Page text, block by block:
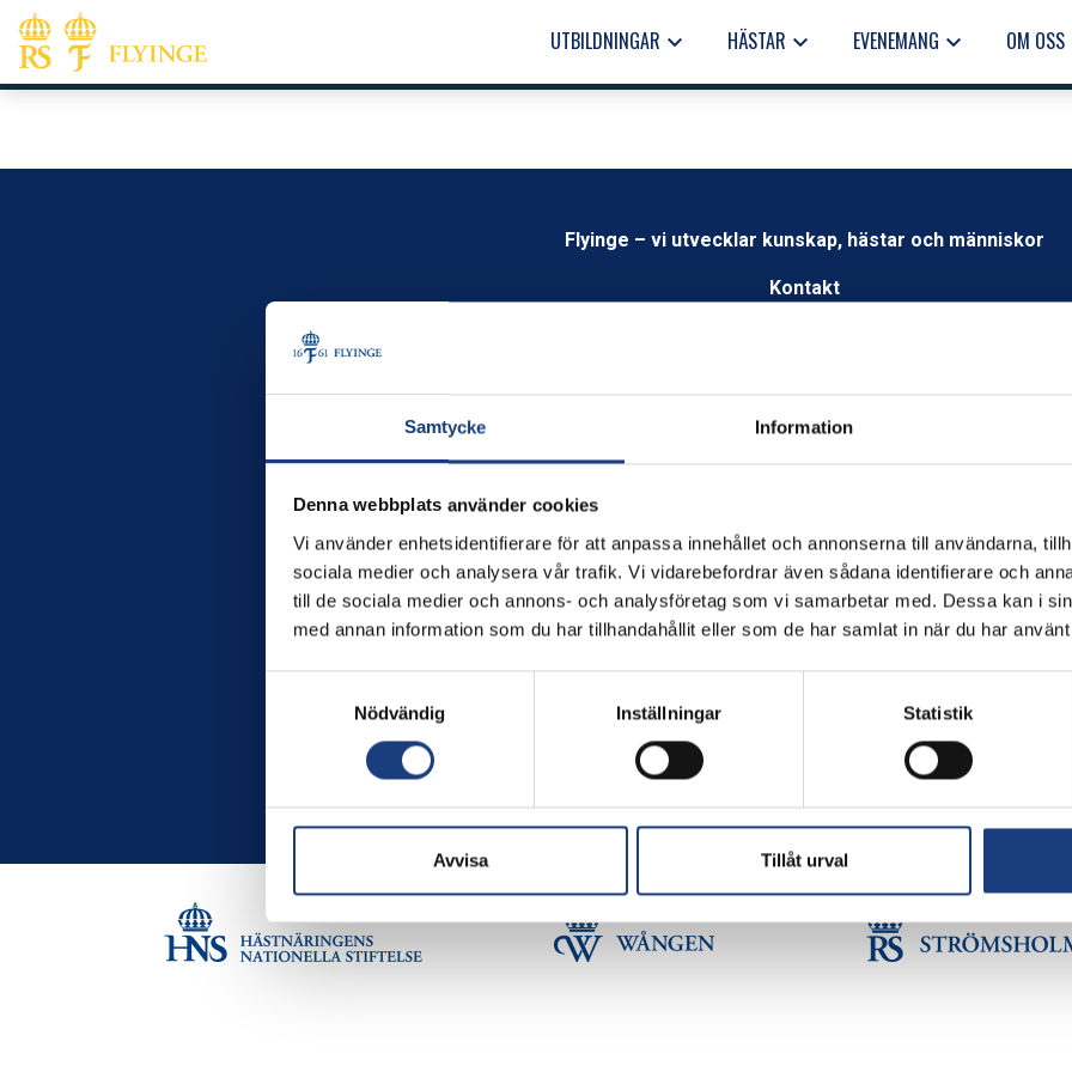
Samtycke Information
Denna webbplats använder cookies
Vi använder enhetsidentifierare för att anpassa innehållet och annonserna till användarna,
sociala medier och analysera vår trafik. Vi vidarebefordrar även sådana identifierare och
till de sociala medier och annons- och analysföretag som vi samarbetar med. Dessa kan i
med annan information som du har tillhandahållit eller som de har samlat in när du har
Nödvändig
Inställningar Statistik
Avvisa Tillåt urval
UTBILDNINGAR keyboard_arrow_down HÄSTAR keyboard_arrow_down EVENEMANG keyboard_arrow_down OM OSS
Flyinge – vi utvecklar kunskap, hästar och människor
Kontakt
Växel öppen 09.00 – 12.00
Öppettider
Måndag-fredag kl.8.00–16.00
Flyinge Kungsgård, 247 93, Flyinge
Stolt miljöcertifierad enligt ISO 14001
GDPR